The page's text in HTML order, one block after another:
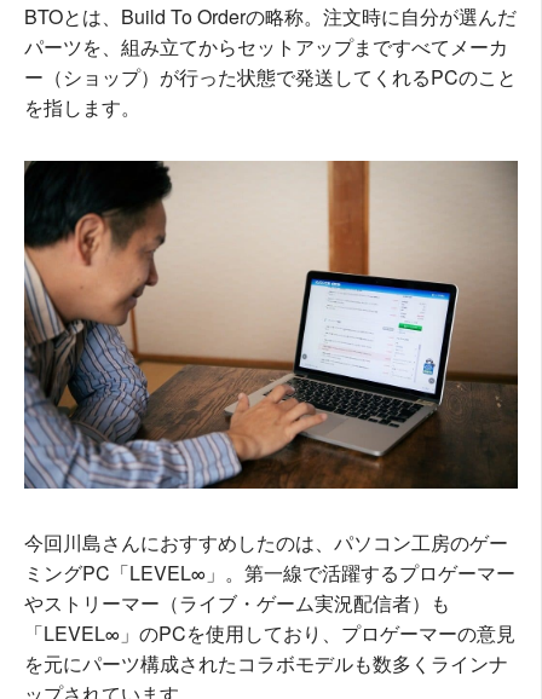
BTOとは、Build To Orderの略称。注文時に自分が選んだ
パーツを、組み立てからセットアップまですべてメーカ
ー（ショップ）が行った状態で発送してくれるPCのこと
を指します。
今回川島さんにおすすめしたのは、パソコン工房のゲー
ミングPC「LEVEL∞」。第一線で活躍するプロゲーマー
やストリーマー（ライブ・ゲーム実況配信者）も
「LEVEL∞」のPCを使用しており、プロゲーマーの意見
を元にパーツ構成されたコラボモデルも数多くラインナ